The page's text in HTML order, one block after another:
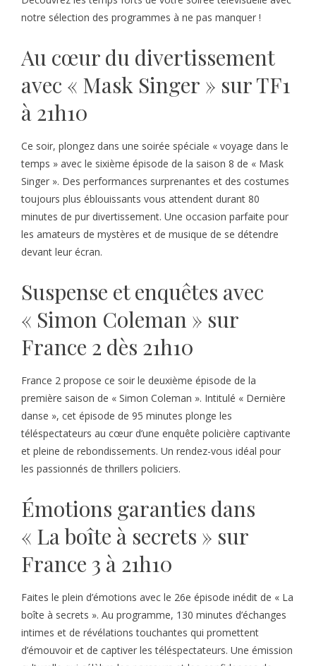
notre sélection des programmes à ne pas manquer !
Au cœur du divertissement
avec « Mask Singer » sur TF1
à 21h10
Ce soir, plongez dans une soirée spéciale « voyage dans le
temps » avec le sixième épisode de la saison 8 de « Mask
Singer ». Des performances surprenantes et des costumes
toujours plus éblouissants vous attendent durant 80
minutes de pur divertissement. Une occasion parfaite pour
les amateurs de mystères et de musique de se détendre
devant leur écran.
Suspense et enquêtes avec
« Simon Coleman » sur
France 2 dès 21h10
France 2 propose ce soir le deuxième épisode de la
première saison de « Simon Coleman ». Intitulé « Dernière
danse », cet épisode de 95 minutes plonge les
téléspectateurs au cœur d’une enquête policière captivante
et pleine de rebondissements. Un rendez-vous idéal pour
les passionnés de thrillers policiers.
Émotions garanties dans
« La boîte à secrets » sur
France 3 à 21h10
Faites le plein d’émotions avec le 26e épisode inédit de « La
boîte à secrets ». Au programme, 130 minutes d’échanges
intimes et de révélations touchantes qui promettent
d’émouvoir et de captiver les téléspectateurs. Une émission